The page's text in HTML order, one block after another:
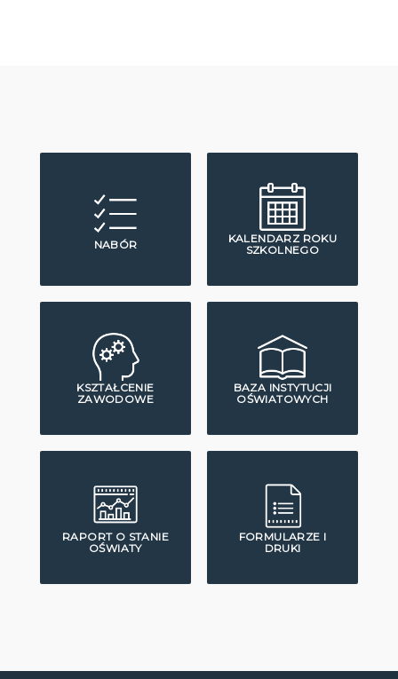
NABÓR
KALENDARZ ROKU
SZKOLNEGO
KSZTAŁCENIE
ZAWODOWE
BAZA INSTYTUCJI
OŚWIATOWYCH
RAPORT O STANIE
OŚWIATY
FORMULARZE I
DRUKI